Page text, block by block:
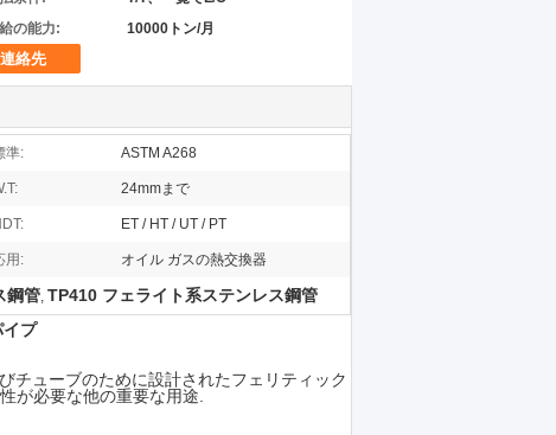
の能力:
10000トン/月
連絡先
準: ASTM A268
24mmまで
ET / HT / UT / PT
用: オイル ガスの熱交換器
鋼管, TP410 フェライト系ステンレス鋼管
プ
チューブのために設計されたフェリティック
が必要な他の重要な用途.